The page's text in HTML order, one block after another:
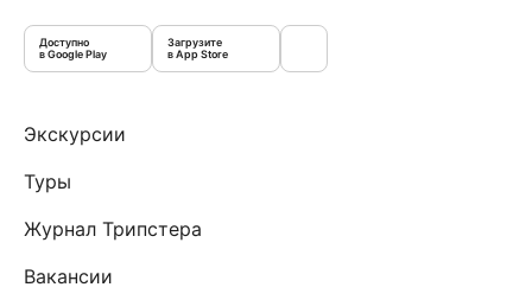
Доступно
в Google Play
Загрузите
в App Store
Экскурсии
Туры
Журнал Трипстера
Вакансии